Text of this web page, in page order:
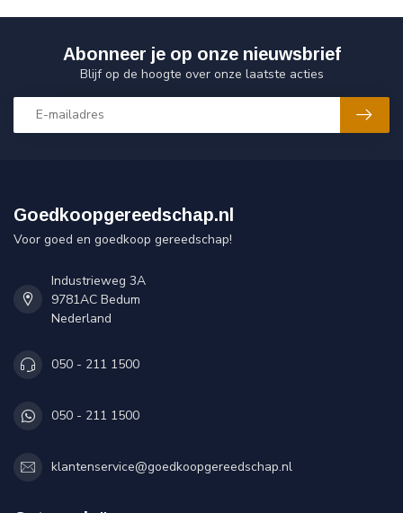
Abonneer je op onze nieuwsbrief
Blijf op de hoogte over onze laatste acties
Goedkoopgereedschap.nl
Voor goed en goedkoop gereedschap!
Industrieweg 3A
9781AC Bedum
Nederland
050 - 211 1500
050 - 211 1500
klantenservice@goedkoopgereedschap.nl